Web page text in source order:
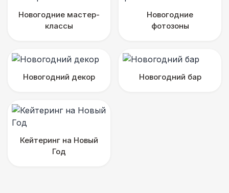
Новогодние мастер-
классы
Новогодние
фотозоны
Новогодний декор Новогодний бар
Кейтеринг на Новый
Год